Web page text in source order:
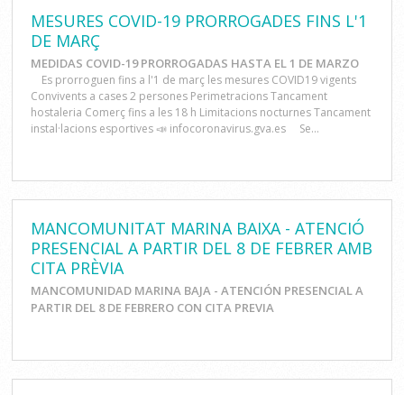
MESURES COVID-19 PRORROGADES FINS L'1
DE MARÇ
MEDIDAS COVID-19 PRORROGADAS HASTA EL 1 DE MARZO
Es prorroguen fins a l'1 de març les mesures COVID19 vigents
Convivents a cases 2 persones Perimetracions Tancament
hostaleria Comerç fins a les 18 h Limitacions nocturnes Tancament
instal·lacions esportives 📣 infocoronavirus.gva.es Se...
MANCOMUNITAT MARINA BAIXA - ATENCIÓ
PRESENCIAL A PARTIR DEL 8 DE FEBRER AMB
CITA PRÈVIA
MANCOMUNIDAD MARINA BAJA - ATENCIÓN PRESENCIAL A
PARTIR DEL 8 DE FEBRERO CON CITA PREVIA